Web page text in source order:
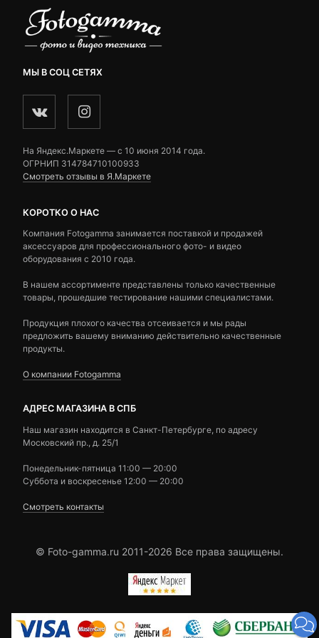
МЫ В СОЦ СЕТЯХ
На Яндекс.Маркете — c 10 июня 2014 года.
ОГРНИП 314784710100933
Смотреть отзывы в Я.Маркете
КОРОТКО О НАС
Компания Fotogamma занимается поставкой и продажей
аксессуаров для профессионального фото- и видео
оборудования с 2010 года.
В нашем ассортименте представлены только качественные
товары, прошедшие тестирование нашими специалистами.
Продукция плохого качества отсеивается и мы рады
предложить вашему вниманию действительно качественные
продукты.
О компании Fotogamma
АДРЕС МАГАЗИНА В СПБ
Наш магазин находится в Санкт-Петербурге, по адресу
Московский пр., д. 25/1
Понедельник-пятница 11:00 — 20:00
Суббота и воскресенье 12:00 — 20:00
Смотреть контакты
© Foto-gamma.ru 2011-2026 Все права защищены.